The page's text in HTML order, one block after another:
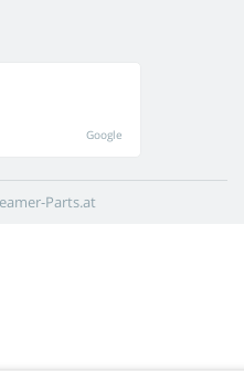
Google
Parts.at